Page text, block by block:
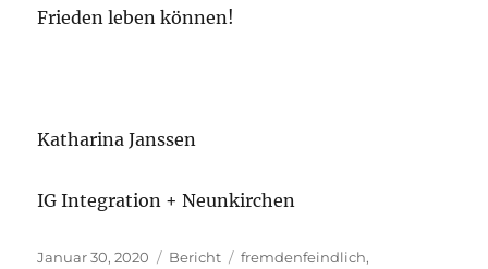
Frieden leben können!
Katharina Janssen
IG Integration + Neunkirchen
Veröffentlicht
Januar 30, 2020 Kategorien
Bericht Schlagwörter
fremdenfeindlich,